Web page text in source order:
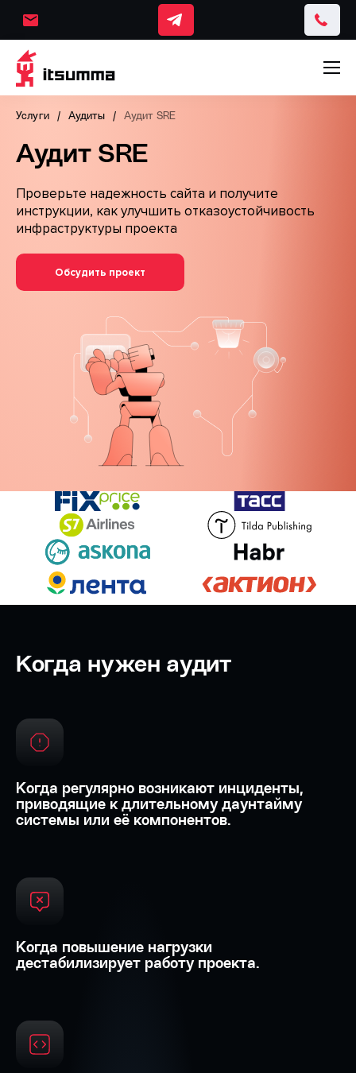
Услуги Аудиты Аудит SRE
Аудит SRE
Проверьте надежность сайта и получите
инструкции, как улучшить отказоустойчивость
инфраструктуры проекта
Обсудить проект
Когда нужен аудит
Когда регулярно возникают инциденты,
приводящие к длительному даунтайму
системы или её компонентов.
Когда повышение нагрузки
дестабилизирует работу проекта.